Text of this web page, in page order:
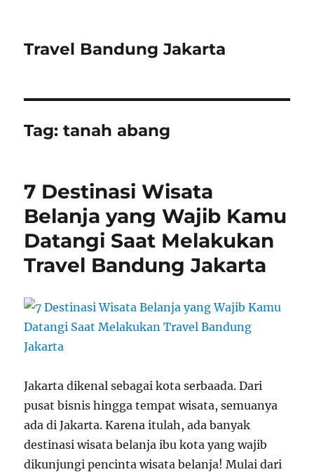
Travel Bandung Jakarta
Tag:tanah abang
7 Destinasi Wisata
Belanja yang Wajib Kamu
Datangi Saat Melakukan
Travel Bandung Jakarta
Jakarta dikenal sebagai kota serbaada. Dari
pusat bisnis hingga tempat wisata, semuanya
ada di Jakarta. Karena itulah, ada banyak
destinasi wisata belanja ibu kota yang wajib
dikunjungi pencinta wisata belanja! Mulai dari